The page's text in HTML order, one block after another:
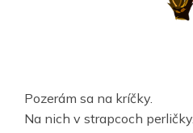
Pozerám sa na kríčky.
Na nich v strapcoch perličky.